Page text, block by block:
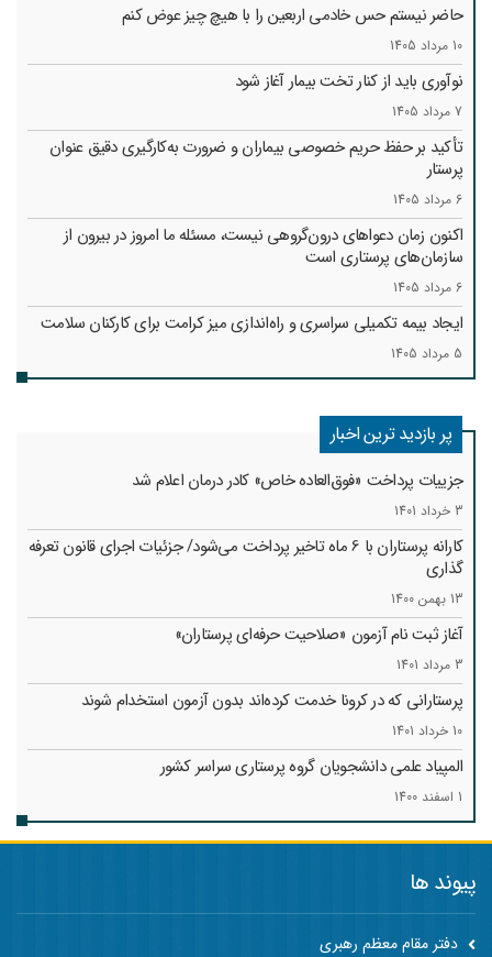
حاضر نیستم حس خادمی اربعین را با هیچ چیز عوض کنم
10 مرداد 1405
نوآوری باید از کنار تخت بیمار آغاز شود
7 مرداد 1405
تأکید بر حفظ حریم خصوصی بیماران و ضرورت به‌کارگیری دقیق عنوان
پرستار
6 مرداد 1405
اکنون زمان دعواهای درون‌گروهی نیست، مسئله ما امروز در بیرون از
سازمان‌های پرستاری است
6 مرداد 1405
ایجاد بیمه تکمیلی سراسری و راه‌اندازی میز کرامت برای کارکنان سلامت
5 مرداد 1405
پر بازدید ترین اخبار
جزییات پرداخت «فوق‌العاده خاص» کادر درمان اعلام شد
3 خرداد 1401
کارانه‌ پرستاران با 6 ماه تاخیر پرداخت می‌شود/ جزئیات اجرای قانون تعرفه
گذاری
13 بهمن 1400
آغاز ثبت نام آزمون «صلاحیت حرفه‌ای پرستاران»
3 مرداد 1401
پرستارانی که در کرونا خدمت کرد‌ه‌اند بدون آزمون استخدام شوند
10 خرداد 1401
المپیاد علمی دانشجویان گروه پرستاری سراسر کشور
1 اسفند 1400
پیوند ها
دفتر مقام معظم رهبری